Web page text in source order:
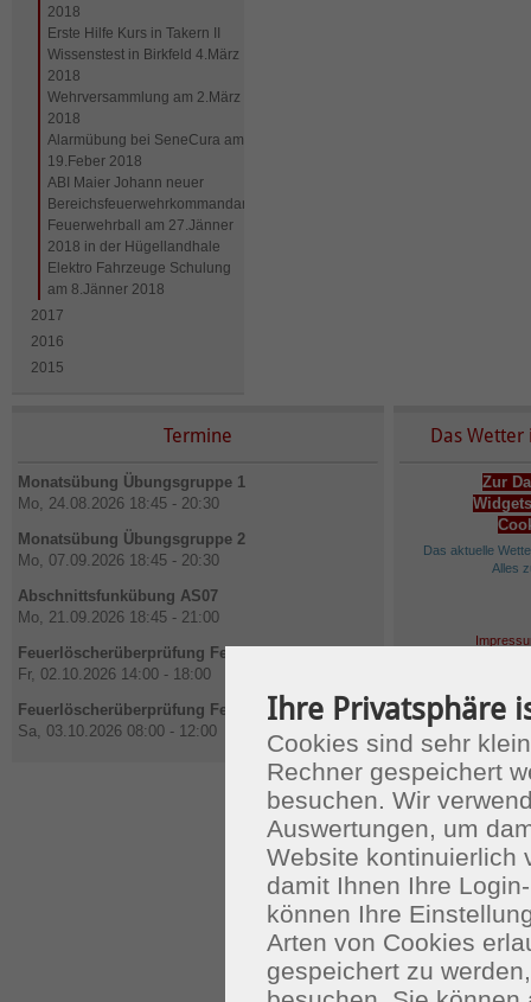
2018
Erste Hilfe Kurs in Takern II
Wissenstest in Birkfeld 4.März
2018
Wehrversammlung am 2.März
2018
Alarmübung bei SeneCura am
19.Feber 2018
ABI Maier Johann neuer
Bereichsfeuerwehrkommandantstellvertreter
Feuerwehrball am 27.Jänner
2018 in der Hügellandhale
Elektro Fahrzeuge Schulung
am 8.Jänner 2018
2017
2016
2015
Termine
Monatsübung Übungsgruppe 1
Mo, 24.08.2026 18:45 - 20:30
Monatsübung Übungsgruppe 2
Mo, 07.09.2026 18:45 - 20:30
Abschnittsfunkübung AS07
Mo, 21.09.2026 18:45 - 21:00
Feuerlöscherüberprüfung Feuerwehrhaus
Fr, 02.10.2026 14:00 - 18:00
Feuerlöscherüberprüfung Feuerwehrhaus
Sa, 03.10.2026 08:00 - 12:00
Das Wetter
Zur
Das aktuelle
Alles
Ihre Privatsphäre
Cookies sind sehr
Rechner gespeichert
besuchen. Wir
Auswertungen, um
Website kontinuierlich
damit Ihnen Ihre
können Ihre
Arten von Cookies
gespeichert zu